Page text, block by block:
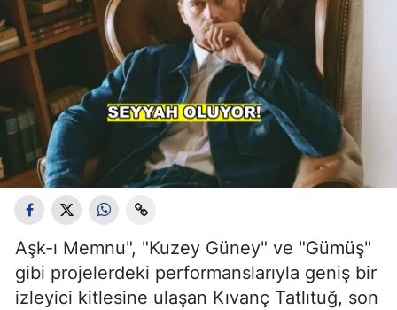
Aşk-ı Memnu", "Kuzey Güney" ve "Gümüş"
gibi projelerdeki performanslarıyla geniş bir
izleyici kitlesine ulaşan Kıvanç Tatlıtuğ, son